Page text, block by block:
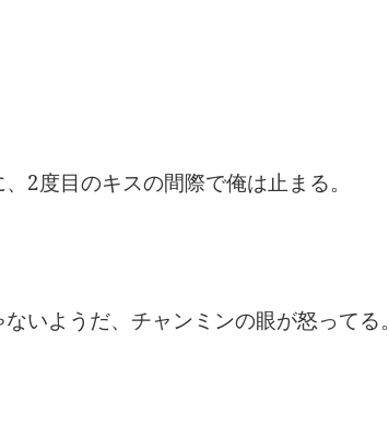
2度目のキスの間際で俺は止まる。
いようだ、チャンミンの眼が怒ってる。